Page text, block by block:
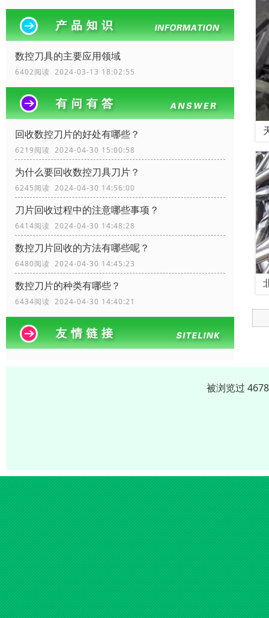
数控刀具的主要应用领域
6402阅读 2024-03-13 18:02:55
回收数控刀片的好处有哪些？
6219阅读 2024-04-30 15:00:58
为什么要回收数控刀具刀片？
6245阅读 2024-04-30 14:56:00
刀片回收过程中的注意哪些事项？
6414阅读 2024-04-30 14:48:28
数控刀片回收的方法有哪些呢？
6480阅读 2024-04-30 14:45:23
数控刀片的种类有哪些？
6434阅读 2024-04-30 14:40:21
被浏览过